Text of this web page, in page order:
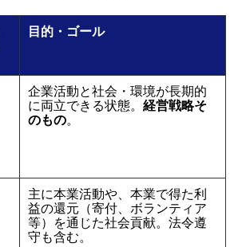
目的・ゴール
企業活動と社会・環境が長期的
に両立できる状態。 経営戦略そ
のもの。
主に本業活動や、本業で得た利
益の還元（寄付、ボランティア
等）を通じた社会貢献。法令遵
守も含む。